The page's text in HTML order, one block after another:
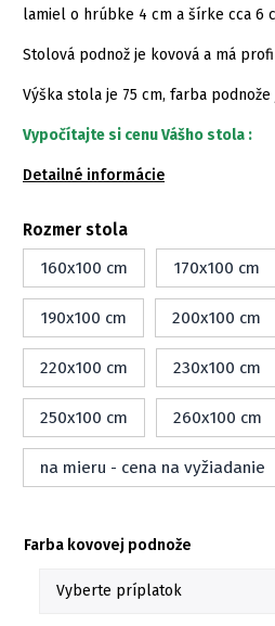
lamiel o hrúbke 4 cm a šírke cca 6
Stolová podnož je kovová a má
Výška stola je 75 cm, farba podnože
Vypočítajte si cenu Vášho stola :
Detailné informácie
Rozmer stola
160x100 cm
170x100 cm
190x100 cm 200x100 cm
220x100 cm 230x100 cm
250x100 cm 260x100 cm
na mieru - cena na vyžiadanie
Farba kovovej podnože